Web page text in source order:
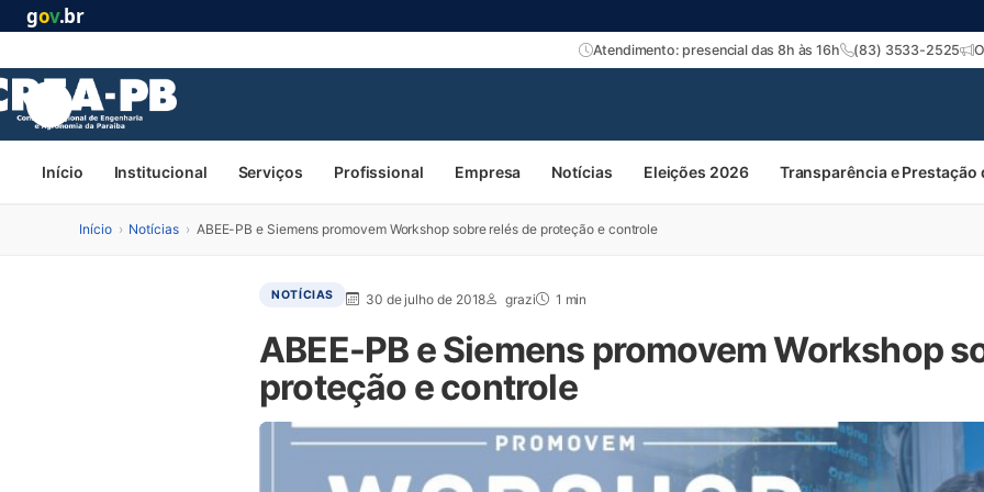
gov.br
Atendimento: presencial das 8h às 16h (83) 3533-2525
Início Institucional Serviços Profissional Empresa Notícias Eleições 2026 Transparência e Prestação
Início › Notícias › ABEE-PB e Siemens promovem Workshop sobre relés de proteção e controle
NOTÍCIAS 30 de julho de 2018 grazi 1 min
ABEE-PB e Siemens promovem Workshop
proteção e controle